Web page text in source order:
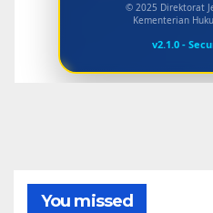
© 2025 Direktorat
Kementerian
v2.1.0 -
You missed